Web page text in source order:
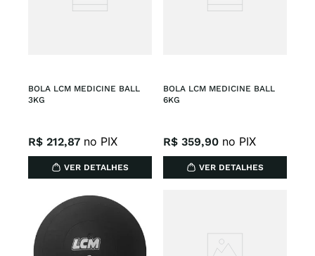
BOLA LCM MEDICINE BALL
3KG
R$ 212,87 no PIX
VER DETALHES
BOLA LCM MEDICINE BALL
6KG
R$ 359,90 no PIX
VER DETALHES